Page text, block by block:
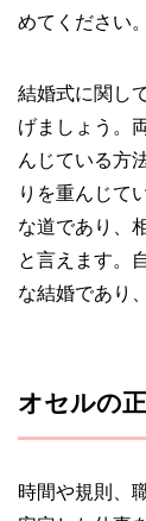
めてください。
結婚式に関し
げましょう。
んじている方
りを重んじて
な道であり、
と言えます。
な結婚であり
オセルの
時間や規則、